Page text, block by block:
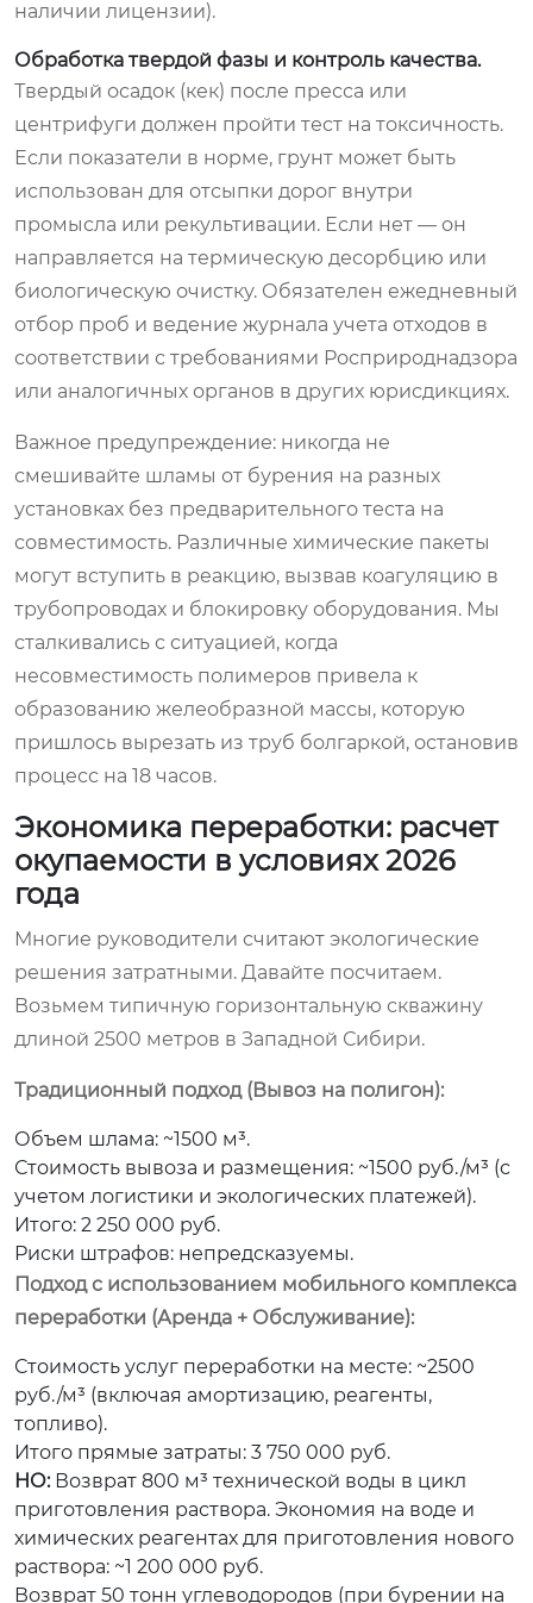
наличии лицензии).
Обработка твердой фазы и контроль качества.
Твердый осадок (кек) после пресса или
центрифуги должен пройти тест на токсичность.
Если показатели в норме, грунт может быть
использован для отсыпки дорог внутри
промысла или рекультивации. Если нет — он
направляется на термическую десорбцию или
биологическую очистку. Обязателен ежедневный
отбор проб и ведение журнала учета отходов в
соответствии с требованиями Росприроднадзора
или аналогичных органов в других юрисдикциях.
Важное предупреждение: никогда не
смешивайте шламы от бурения на разных
установках без предварительного теста на
совместимость. Различные химические пакеты
могут вступить в реакцию, вызвав коагуляцию в
трубопроводах и блокировку оборудования. Мы
сталкивались с ситуацией, когда
несовместимость полимеров привела к
образованию желеобразной массы, которую
пришлось вырезать из труб болгаркой, остановив
процесс на 18 часов.
Экономика переработки: расчет
окупаемости в условиях 2026
года
Многие руководители считают экологические
решения затратными. Давайте посчитаем.
Возьмем типичную горизонтальную скважину
длиной 2500 метров в Западной Сибири.
Традиционный подход (Вывоз на полигон):
Объем шлама: ~1500 м³.
Стоимость вывоза и размещения: ~1500 руб./м³ (с
учетом логистики и экологических платежей).
Итого: 2 250 000 руб.
Риски штрафов: непредсказуемы.
Подход с использованием мобильного комплекса
переработки (Аренда + Обслуживание):
Стоимость услуг переработки на месте: ~2500
руб./м³ (включая амортизацию, реагенты,
топливо).
Итого прямые затраты: 3 750 000 руб.
НО:Возврат 800 м³ технической воды в цикл
приготовления раствора. Экономия на воде и
химических реагентах для приготовления нового
раствора: ~1 200 000 руб.
Возврат 50 тонн углеводородов (при бурении на